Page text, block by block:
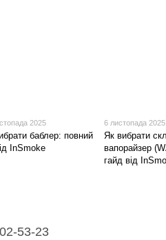
2025
баблер: повний
InSmoke
6 листопада 2025
Як вибрати
вапорайзер
гайд від
53-23